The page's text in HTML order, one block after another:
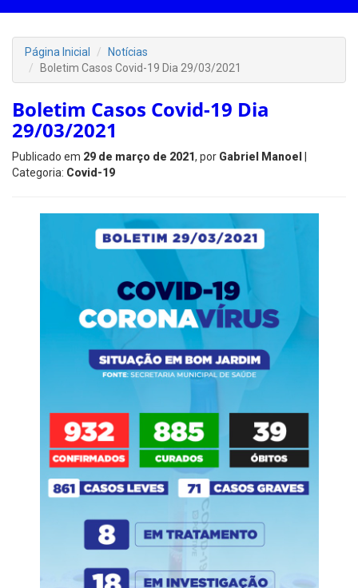
Página Inicial
Notícias
Boletim Casos Covid-19 Dia 29/03/2021
Boletim Casos Covid-19 Dia
29/03/2021
Publicado em 29 de março de 2021, por Gabriel Manoel
Categoria: Covid-19